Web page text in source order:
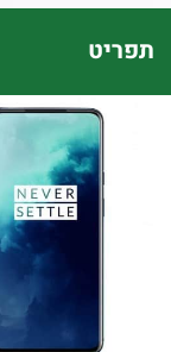
תפריט